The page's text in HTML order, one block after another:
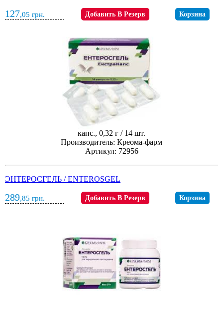
127,05 грн. Добавить В Резерв Корзина
капс., 0,32 г / 14 шт.
Производитель: Креома-фарм
Артикул: 72956
ЭНТЕРОСГЕЛЬ / ENTEROSGEL
289,85 грн. Добавить В Резерв Корзина